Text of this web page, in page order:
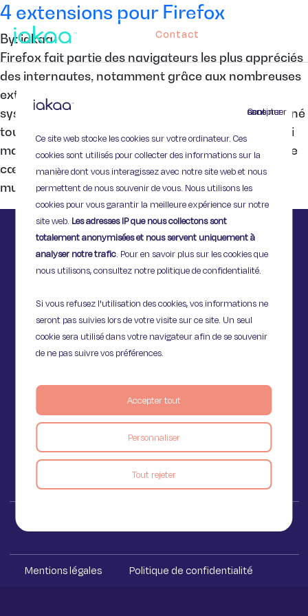
Continuer sans accepter
Ce site web stocke les cookies sur votre ordinateur. Ces
cookies sont utilisés pour collecter des informations sur la
manière dont vous interagissez avec notre site web et nous
permettent de nous souvenir de vous. Nous utilisons les
cookies pour vous garantir la meilleure expérience sur notre
site web. Les adresses IP que nous collectons sont
totalement anonymisées et nous servent uniquement à
analyser notre trafic. Pour en savoir plus sur les cookies que
nous utilisons, consultez notre politique de confidentialité.
Si vous refusez l'utilisation des cookies, vos informations ne
seront pas suivies lors de votre visite sur ce site. Un seul
cookie sera utilisé dans votre navigateur afin de se souvenir
de ne pas suivre vos préférences.
Personnaliser
Tout rejeter
Accepter tout
Contact
4 extensions pour Firefox
By: iakaa
Firefox fait partie des navigateurs les plus appréciés
des internautes, notamment grâce aux nombreuses
extensions et applications disponibles pour ce
système de navigation. Nous vous avions déjà donné
toutes les astuces pour personnaliser Firefox. Voici
maintenant une sélection de 4 applications coup de
cœur pour Firefox ! Youtube to MP3 Les fans de
musique voulant extraire […]
75009 Paris
Voir le blog
Mentions légales Politique de confidentialité